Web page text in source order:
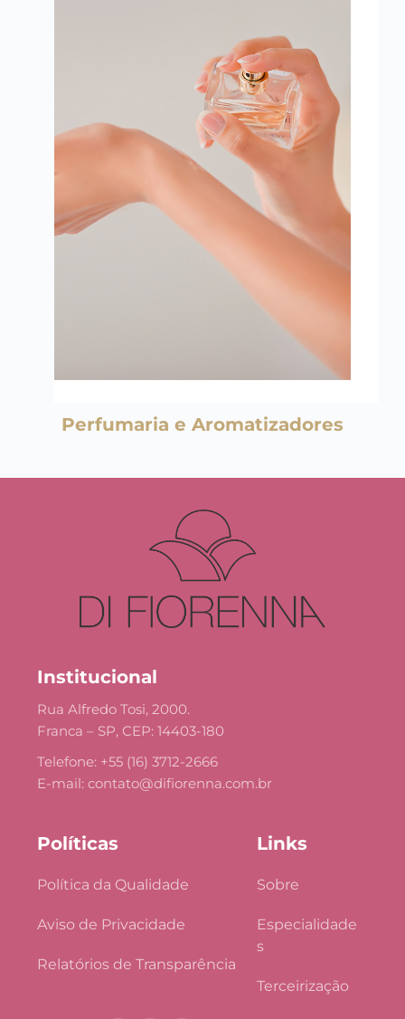
Perfumaria e Aromatizadores
Institucional
Rua Alfredo Tosi, 2000.
Franca – SP, CEP: 14403-180
Telefone: +55 (16) 3712-2666
E-mail: contato@difiorenna.com.br
Políticas
Política da Qualidade
Aviso de Privacidade
Relatórios de Transparência
Links
Sobre
Especialidade
s
Terceirização